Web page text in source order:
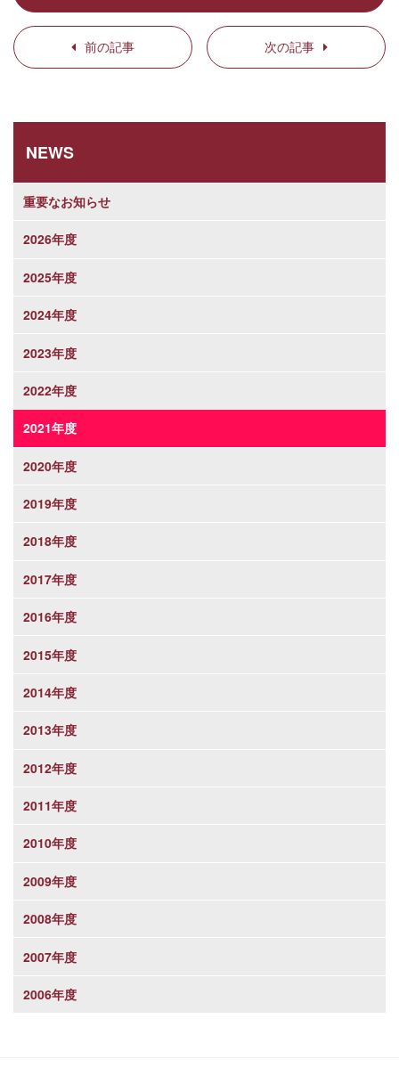
前の記事 次の記事
NEWS
重要なお知らせ
2026年度
2025年度
2024年度
2023年度
2022年度
2021年度
2020年度
2019年度
2018年度
2017年度
2016年度
2015年度
2014年度
2013年度
2012年度
2011年度
2010年度
2009年度
2008年度
2007年度
2006年度